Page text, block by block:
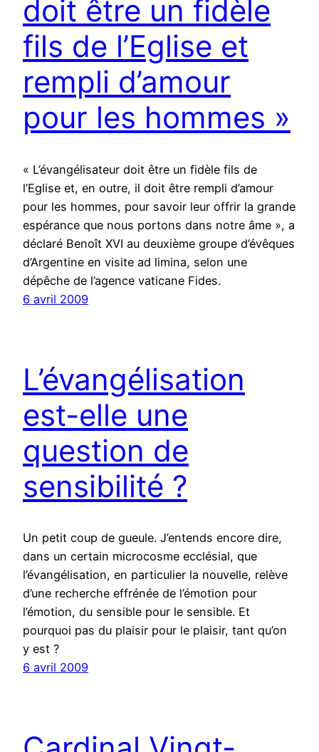
doit être un fidèle
fils de l’Eglise et
rempli d’amour
pour les hommes »
« L’évangélisateur doit être un fidèle fils de
l’Eglise et, en outre, il doit être rempli d’amour
pour les hommes, pour savoir leur offrir la grande
espérance que nous portons dans notre âme », a
déclaré Benoît XVI au deuxième groupe d’évêques
d’Argentine en visite ad limina, selon une
dépêche de l’agence vaticane Fides.
6 avril 2009
L’évangélisation
est-elle une
question de
sensibilité ?
Un petit coup de gueule. J’entends encore dire,
dans un certain microcosme ecclésial, que
l’évangélisation, en particulier la nouvelle, relève
d’une recherche effrénée de l’émotion pour
l’émotion, du sensible pour le sensible. Et
pourquoi pas du plaisir pour le plaisir, tant qu’on
y est ?
6 avril 2009